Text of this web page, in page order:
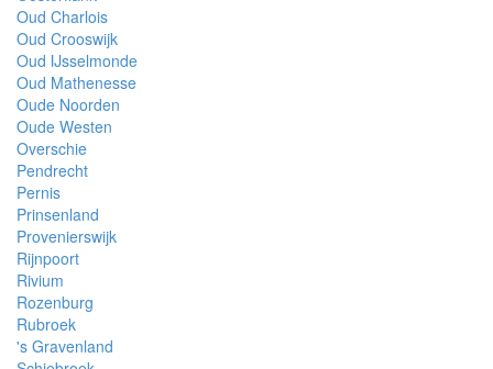
Oud Charlois
Oud Crooswijk
Oud IJsselmonde
Oud Mathenesse
Oude Noorden
Oude Westen
Overschie
Pendrecht
Pernis
Prinsenland
Provenierswijk
Rijnpoort
Rivium
Rozenburg
Rubroek
's Gravenland